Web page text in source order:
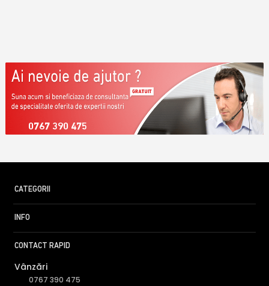
0767 390 475
CATEGORII
INFO
CONTACT RAPID
Vânzări
0767 390 475